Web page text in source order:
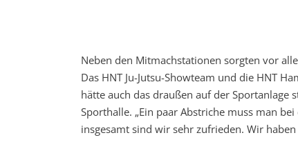
Neben den Mitmachstationen sorgten vor
Das HNT Ju-Jutsu-Showteam und die HNT
hätte auch das draußen auf der Sportanlage
Sporthalle. „Ein paar Abstriche muss man
insgesamt sind wir sehr zufrieden. Wir